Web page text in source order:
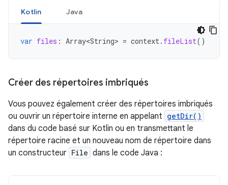
Kotlin Java
var files : Array<String> = context. fileList()
Créer des répertoires imbriqués
Vous pouvez également créer des répertoires imbriqués
ou ouvrir un répertoire interne en appelant getDir()
dans du code basé sur Kotlin ou en transmettant le
répertoire racine et un nouveau nom de répertoire dans
un constructeur File dans le code Java :